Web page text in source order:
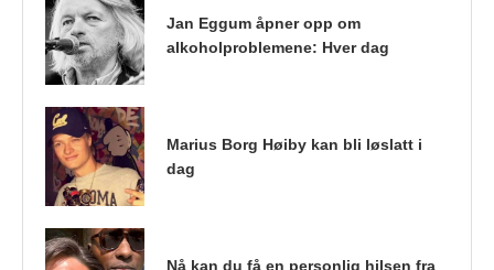
Jan Eggum åpner opp om
alkoholproblemene: Hver dag
Marius Borg Høiby kan bli løslatt i
dag
Nå kan du få en personlig hilsen fra